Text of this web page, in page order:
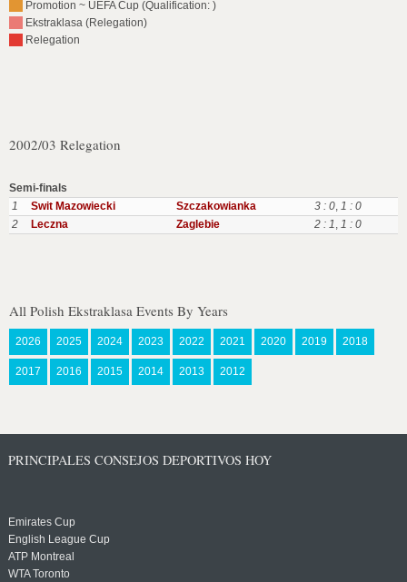
Promotion ~ UEFA Cup (Qualification: )
Ekstraklasa (Relegation)
Relegation
2002/03 Relegation
Semi-finals
1
Swit Mazowiecki Szczakowianka 3 : 0, 1 : 0
2
Leczna Zaglebie 2 : 1, 1 : 0
All Polish Ekstraklasa Events By Years
2026 2025 2024 2023 2022 2021 2020 2019 2018
2017 2016 2015 2014 2013 2012
PRINCIPALES CONSEJOS DEPORTIVOS HOY
Emirates Cup
English League Cup
ATP Montreal
WTA Toronto